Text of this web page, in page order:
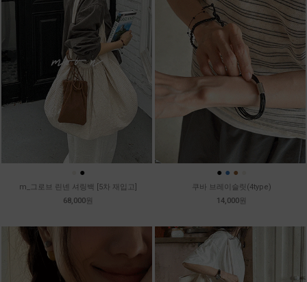
●
m_그로브 린넨 셔링백 [5차 재입고]
68,000원
● ● ●
쿠바 브레이슬릿(4type)
14,000원